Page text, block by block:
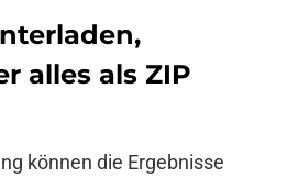
alles als ZIP
können die Ergebnisse